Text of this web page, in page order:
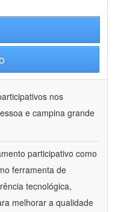
nos
e campina grande
participativo como
ferramenta de
tecnológica,
melhorar a qualidade